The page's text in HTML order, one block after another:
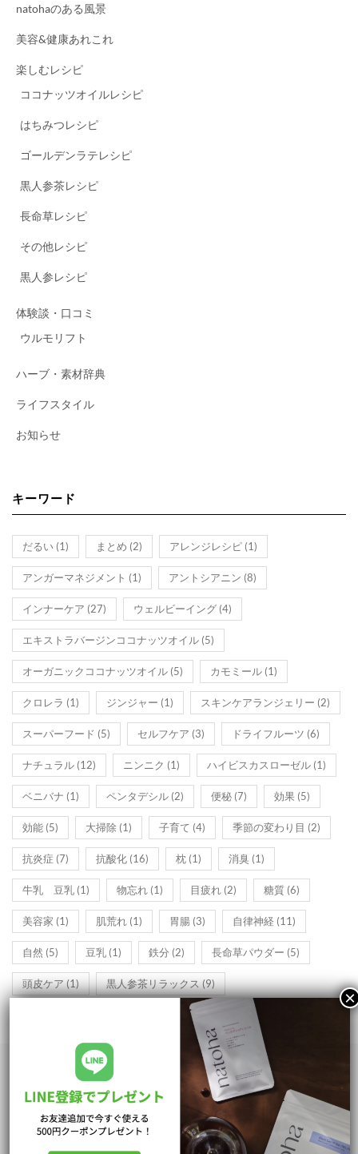
natohaのある風景
美容&健康あれこれ
楽しむレシピ
ココナッツオイルレシピ
はちみつレシピ
ゴールデンラテレシピ
黒人参茶レシピ
長命草レシピ
その他レシピ
黒人参レシピ
体験談・口コミ
ウルモリフト
ハーブ・素材辞典
ライフスタイル
お知らせ
キーワード
だるい (1) まとめ (2) アレンジレシピ (1)
アンガーマネジメント (1) アントシアニン (8)
インナーケア (27) ウェルビーイング (4)
エキストラバージンココナッツオイル (5)
オーガニックココナッツオイル (5) カモミール (1)
クロレラ (1) ジンジャー (1) スキンケアランジェリー (2)
スーパーフード (5) セルフケア (3) ドライフルーツ (6)
ナチュラル (12) ニンニク (1) ハイビスカスローゼル (1)
ベニバナ (1) ペンタデシル (2) 便秘 (7) 効果 (5)
効能 (5) 大掃除 (1) 子育て (4) 季節の変わり目 (2)
抗炎症 (7) 抗酸化 (16) 枕 (1) 消臭 (1)
牛乳 豆乳 (1) 物忘れ (1) 目疲れ (2) 糖質 (6)
美容家 (1) 肌荒れ (1) 胃腸 (3) 自律神経 (11)
自然 (5) 豆乳 (1) 鉄分 (2) 長命草パウダー (5)
頭皮ケア(1) 黒人参茶リラックス(9)
ショッピングTOP
支払・配送について
プライバシーポリシー